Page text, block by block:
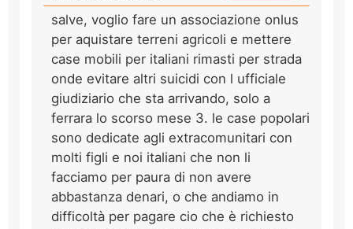
salve, voglio fare un associazione onlus
per aquistare terreni agricoli e mettere
case mobili per italiani rimasti per strada
onde evitare altri suicidi con l ufficiale
giudiziario che sta arrivando, solo a
ferrara lo scorso mese 3. le case popolari
sono dedicate agli extracomunitari con
molti figli e noi italiani che non li
facciamo per paura di non avere
abbastanza denari, o che andiamo in
difficoltà per pagare cio che è richiesto